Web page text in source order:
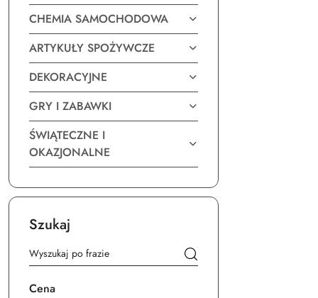
CHEMIA SAMOCHODOWA
ARTYKUŁY SPOŻYWCZE
DEKORACYJNE
GRY I ZABAWKI
ŚWIĄTECZNE I
OKAZJONALNE
Szukaj
Cena